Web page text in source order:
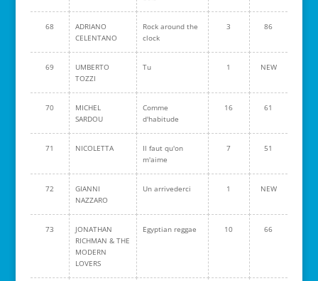
68
ADRIANO
CELENTANO
Rock around the
clock
3 86
69
UMBERTO
TOZZI
Tu 1 NEW
70
MICHEL
SARDOU
Comme
d'habitude
16 61
71 NICOLETTA
Il faut qu'on
m'aime
7 51
72
GIANNI
NAZZARO
Un arrivederci 1 NEW
73
JONATHAN
RICHMAN & THE
MODERN
LOVERS
Egyptian reggae 10 66